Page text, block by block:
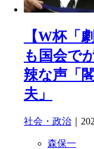
【W杯「
も国会で
辣な声「
夫」
社会・政治 ｜
森保一